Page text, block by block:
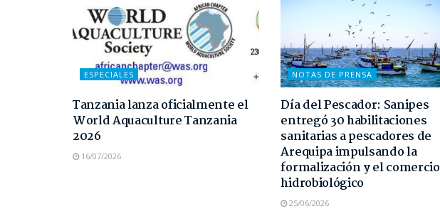
ESPECIALES
Tanzania lanza oficialmente el
World Aquaculture Tanzania
2026
16/07/2026
NOTAS DE PRENSA
Día del Pescador: Sanipes
entregó 30 habilitaciones
sanitarias a pescadores de
Arequipa impulsando la
formalización y el comercio
hidrobiológico
25/06/2026